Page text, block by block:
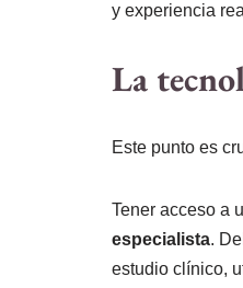
y experiencia
La
Este punto es
Tener acceso a
especialista.
estudio clínico,